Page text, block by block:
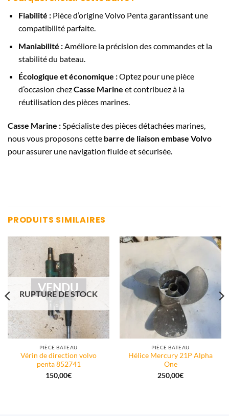
Fiabilité :Pièce d’origine Volvo Penta garantissant une
compatibilité parfaite.
Maniabilité :Améliore la précision des commandes et la
stabilité du bateau.
Écologique et économique :Optez pour une pièce
d’occasion chezCasse Marine et contribuez à la
réutilisation des pièces marines.
Casse Marine :Spécialiste des pièces détachées marines,
nous vous proposons cette barre de liaison embase Volvo
pour assurer une navigation fluide et sécurisée.
PRODUITS SIMILAIRES
VENDU
RUPTURE DE STOCK
PIÈCE BATEAU
Vérin de direction volvo
penta 852741
150,00€
PIÈCE BATEAU
Hélice Mercury 21P Alpha
One
250,00€